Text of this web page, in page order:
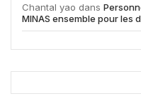
Chantal yao dans
MINAS ensemble pour les